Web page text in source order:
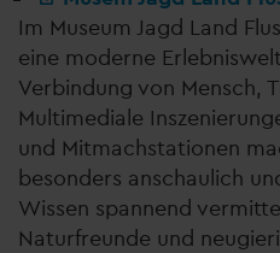
Im Museum Jagd Land
eine moderne
Verbindung von Mensch,
Multimediale
und Mitmachstationen
besonders anschaulich
Wissen spannend
Naturfreunde und